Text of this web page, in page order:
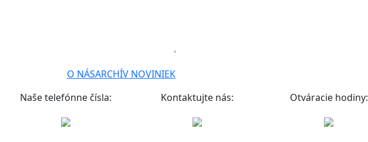
O NÁSARCHÍV NOVINIEK
Naše telefónne čísla:
Kontaktujte nás: Otváracie hodiny: